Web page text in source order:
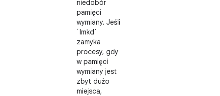
niedobór
pamięci
wymiany. Jeśli
`lmkd`
zamyka
procesy, gdy
w pamięci
wymiany jest
zbyt dużo
miejsca,